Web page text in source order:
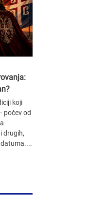
koji
počev od
drugih,
datuma....